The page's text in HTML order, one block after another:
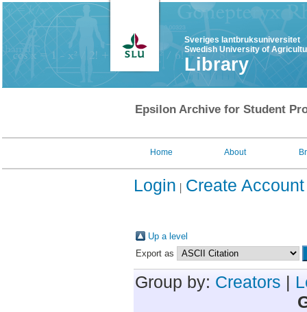
Sveriges lantbruksuniversitet
Swedish University of
Library
Epsilon Archive for Student
Home About
Login Create Account
Up a level
Export as
Group by: Creators |